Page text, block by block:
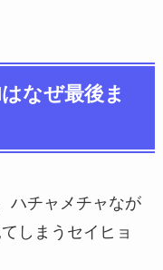
なぜ最後ま
ハチャメチャなが
しまうセイヒョ